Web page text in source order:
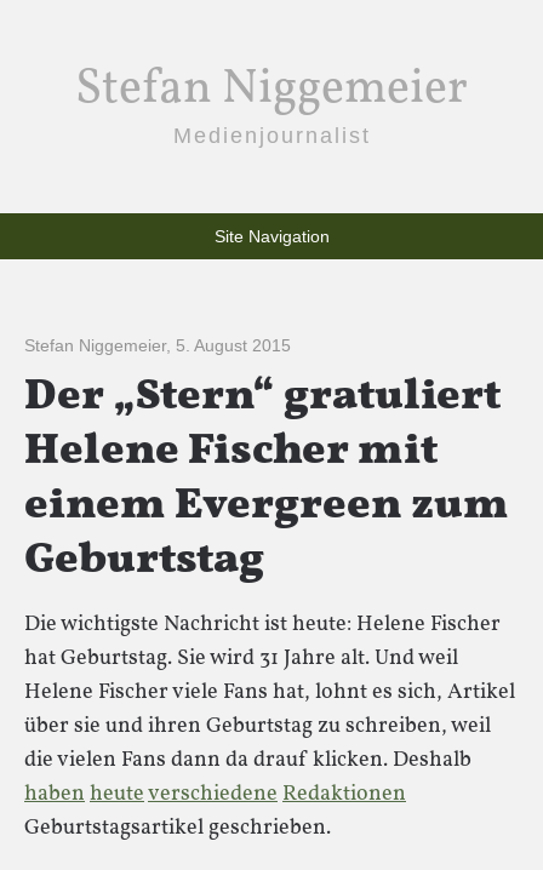
Stefan Niggemeier
Medienjournalist
Site Navigation
Stefan Niggemeier, 5. August 2015
Der „Stern“ gratuliert
Helene Fischer mit
einem Evergreen zum
Geburtstag
Die wichtigste Nachricht ist heute: Helene Fischer
hat Geburtstag. Sie wird 31 Jahre alt. Und weil
Helene Fischer viele Fans hat, lohnt es sich, Artikel
über sie und ihren Geburtstag zu schreiben, weil
die vielen Fans dann da drauf klicken. Deshalb
habenheuteverschiedeneRedaktionen
Geburtstagsartikel geschrieben.